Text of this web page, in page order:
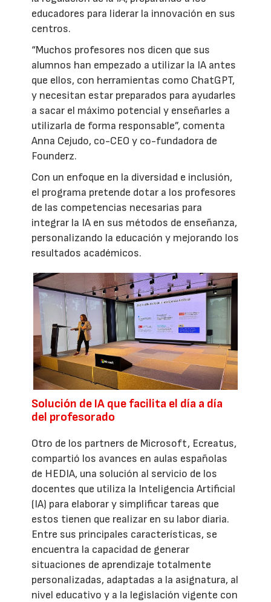
educadores para liderar la innovación en sus
centros.
“Muchos profesores nos dicen que sus
alumnos han empezado a utilizar la IA antes
que ellos, con herramientas como ChatGPT,
y necesitan estar preparados para ayudarles
a sacar el máximo potencial y enseñarles a
utilizarla de forma responsable”, comenta
Anna Cejudo, co-CEO y co-fundadora de
Founderz.
Con un enfoque en la diversidad e inclusión,
el programa pretende dotar a los profesores
de las competencias necesarias para
integrar la IA en sus métodos de enseñanza,
personalizando la educación y mejorando los
resultados académicos.
Solución de IA que facilita el día a día
del profesorado
Otro de los partners de Microsoft, Ecreatus,
compartió los avances en aulas españolas
de HEDIA, una solución al servicio de los
docentes que utiliza la Inteligencia Artificial
(IA) para elaborar y simplificar tareas que
estos tienen que realizar en su labor diaria.
Entre sus principales características, se
encuentra la capacidad de generar
situaciones de aprendizaje totalmente
personalizadas, adaptadas a la asignatura, al
nivel educativo y a la legislación vigente con